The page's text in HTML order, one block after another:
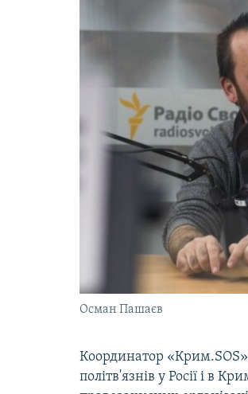
Осман Пашаєв
Координатор «Крим.SOS»
політв'язнів у Росії і в